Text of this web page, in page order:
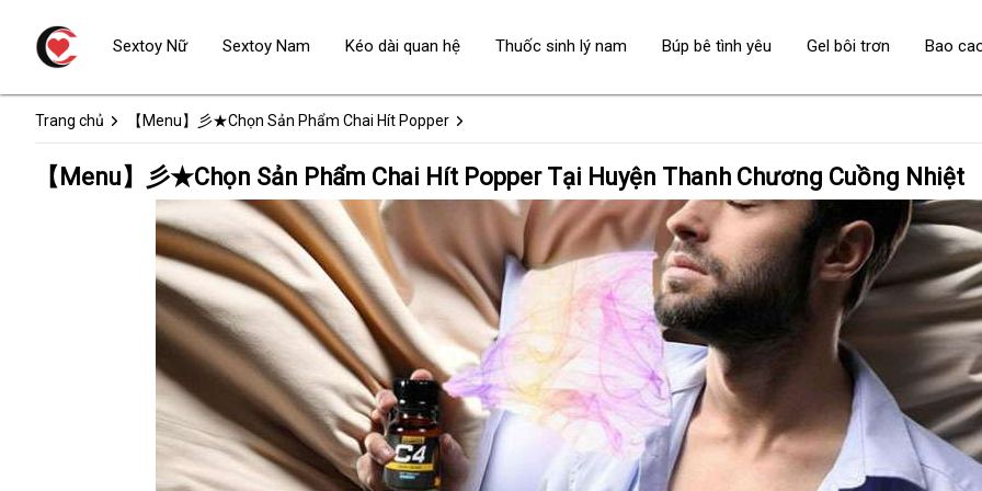
Trang chủ 【Menu】彡★Chọn Sản Phẩm Chai Hít Popper
【Menu】彡★Chọn Sản Phẩm Chai Hít Popper Tại Huyện Thanh Chương Cuồng Nhiệt
Sextoy Nữ Sextoy Nam Kéo dài quan hệ Thuốc sinh lý nam Búp bê tình yêu Gel bôi trơn Bao